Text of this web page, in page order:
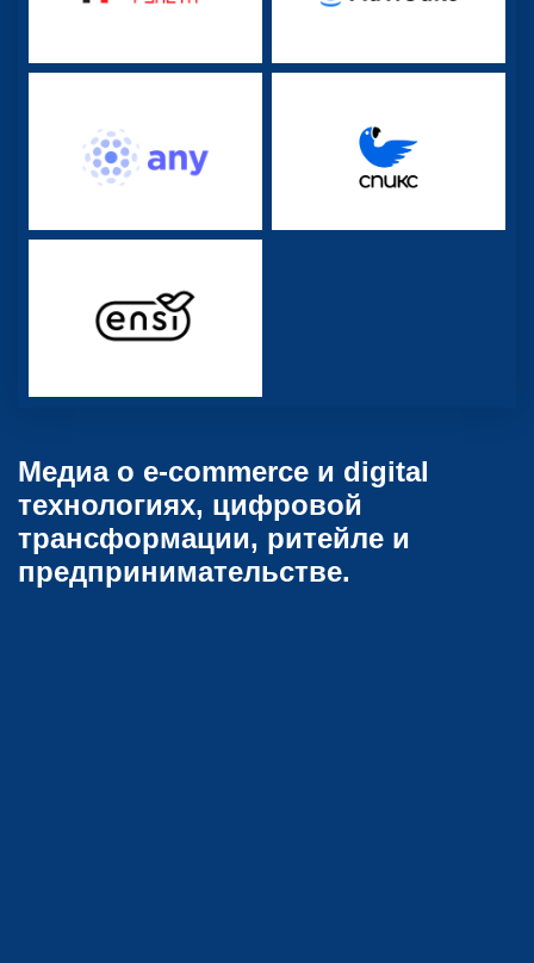
Медиа о e-commerce и digital
технологиях, цифровой
трансформации, ритейле и
предпринимательстве.